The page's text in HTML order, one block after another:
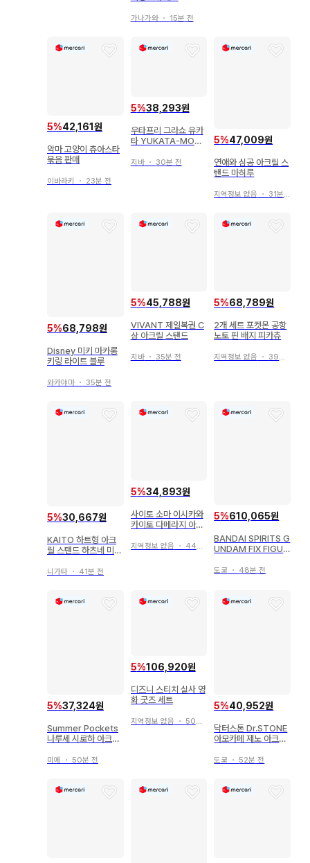
가나가와・ 15분 전
5%42,161원
악마 고양이 츄아스타
묶음 판매
이바라키 ・ 23분 전
5%38,293원
우타프리 그라쇼 유카
타 YUKATA-MODE
지바・ 30분 전
5%47,009원
연애와 심공 아크릴 스
탠드 마히루
지역정보 없음 ・ 31분 전
5%68,798원
Disney 미키 마카롱
키링 라이트 블루
와카야마 ・ 35분 전
5%45,788원
VIVANT 제일복권 C
상 아크릴 스탠드
지바・ 35분 전
5%68,789원
2개 세트 포켓몬 공항
노토 핀 배지 피카츄
지역정보 없음 ・ 39분 전
5%30,667원
KAITO 하트형 아크
릴 스탠드 하츠네 미쿠
니가타 ・ 41분 전
5%34,893원
사이토 소마 이시카와
카이토 다메라지 아크
지역정보 없음 ・ 44분 전
5%610,065원
BANDAI SPIRITS G
UNDAM FIX FIGUR
MPOSITE GUNDA
1036
도쿄 ・ 48분 전
5%37,324원
Summer Pockets
나루세 시로하 아크릴
한 기억
미에 ・ 50분 전
5%106,920원
디즈니 스티치 실사 영
화 굿즈 세트
지역정보 없음 ・ 50분 전
5%40,952원
닥터스톤 Dr.STONE
아모카페 제노 아크릴
도쿄 ・52분 전